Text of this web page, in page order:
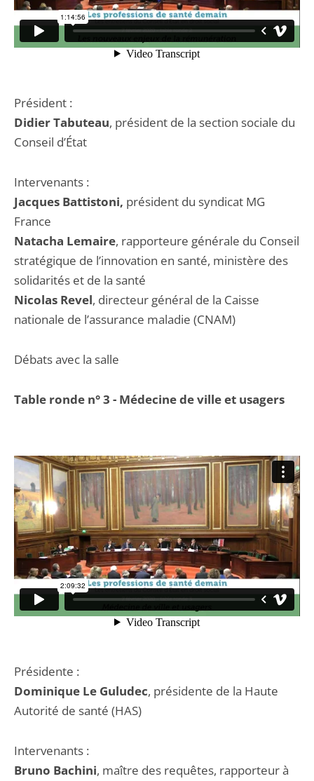
Président :
Didier Tabuteau, président de la section sociale du
Conseil d’État
Intervenants :
Jacques Battistoni, président du syndicat MG
France
Natacha Lemaire, rapporteure générale du Conseil
stratégique de l’innovation en santé, ministère des
solidarités et de la santé
Nicolas Revel, directeur général de la Caisse
nationale de l’assurance maladie (CNAM)
Débats avec la salle
Table ronde n° 3 - Médecine de ville et usagers
Présidente :
Dominique Le Guludec, présidente de la Haute
Autorité de santé (HAS)
Intervenants :
Bruno Bachini, maître des requêtes, rapporteur à